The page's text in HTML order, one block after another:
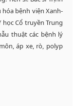
bệnh viện Xanh-
Cổ truyền Trung
thuật các bệnh lý
áp xe, rò, polyp